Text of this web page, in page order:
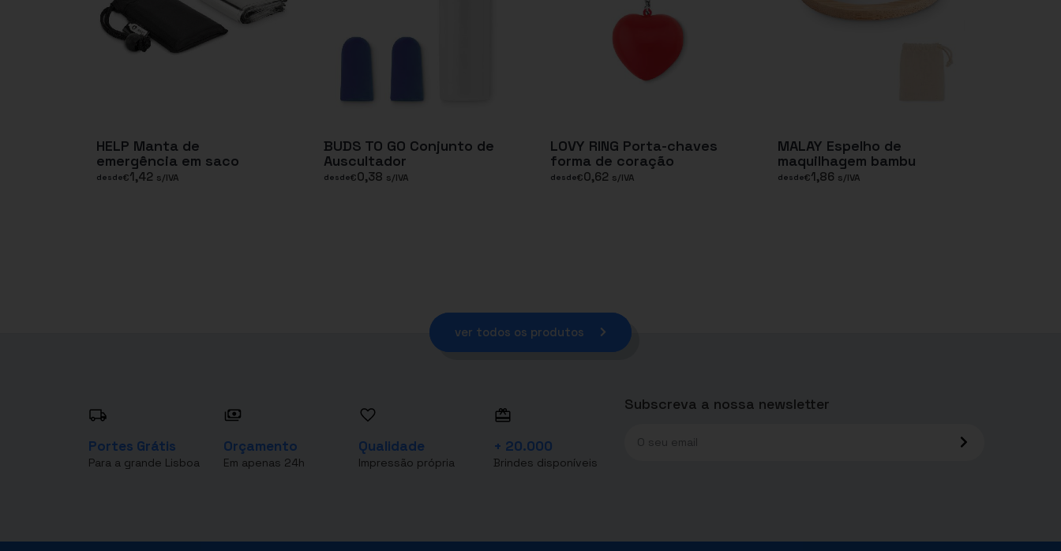
HELP Manta de
emergência em saco
desde€1,42 s/IVA
BUDS TO GO Conjunto de
Auscultador
desde€0,38 s/IVA
LOVY RING Porta-chaves
forma de coração
desde€0,62 s/IVA
MALAY Espelho de
maquilhagem bambu
desde€1,86 s/IVA
ver todos os produtos
Portes Grátis
Para a grande Lisboa
Orçamento
Em apenas 24h
Qualidade
Impressão própria
+ 20.000
Brindes disponíveis
Subscreva a nossa newsletter